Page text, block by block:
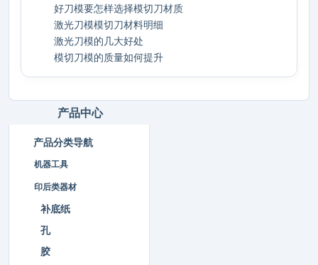
好刀模要怎样选择模切刀材质
激光刀模模切刀材料明细
激光刀模的几大好处
模切刀模的质量如何提升
产品中心
产品分类导航
机器工具
印后类器材
补底纸
孔
胶